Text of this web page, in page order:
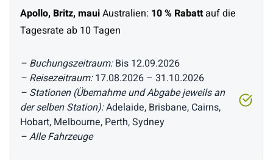
Apollo, Britz, mauiAustralien: 10 % Rabattauf die
Tagesrate ab 10 Tagen
– Buchungszeitraum:Bis 12.09.2026
– Reisezeitraum:17.08.2026 – 31.10.2026
– Stationen (Übernahme und Abgabe jeweils an
der selben Station):Adelaide, Brisbane, Cairns,
Hobart, Melbourne, Perth, Sydney
– Alle Fahrzeuge